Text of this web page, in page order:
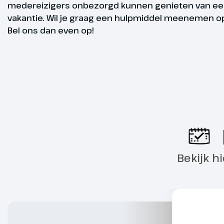
heuvels
Romulus de
medereizigers onbezorgd kunnen genieten van
vakantie. Wil je graag een hulpmiddel meenemen
Bel ons dan even op!
Bekijk
informatie
Fit en